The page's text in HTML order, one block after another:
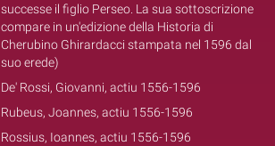
successe il figlio Perseo. La sua sottoscrizione
compare in un'edizione della Historia di
Cherubino Ghirardacci stampata nel 1596 dal
suo erede)
De' Rossi, Giovanni, actiu 1556-1596
Rubeus, Joannes, actiu 1556-1596
Rossius, Ioannes, actiu 1556-1596